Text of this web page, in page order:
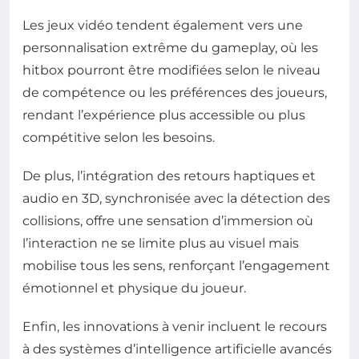
Les jeux vidéo tendent également vers une
personnalisation extrême du gameplay, où les
hitbox pourront être modifiées selon le niveau
de compétence ou les préférences des joueurs,
rendant l’expérience plus accessible ou plus
compétitive selon les besoins.
De plus, l’intégration des retours haptiques et
audio en 3D, synchronisée avec la détection des
collisions, offre une sensation d’immersion où
l’interaction ne se limite plus au visuel mais
mobilise tous les sens, renforçant l’engagement
émotionnel et physique du joueur.
Enfin, les innovations à venir incluent le recours
à des systèmes d’intelligence artificielle avancés